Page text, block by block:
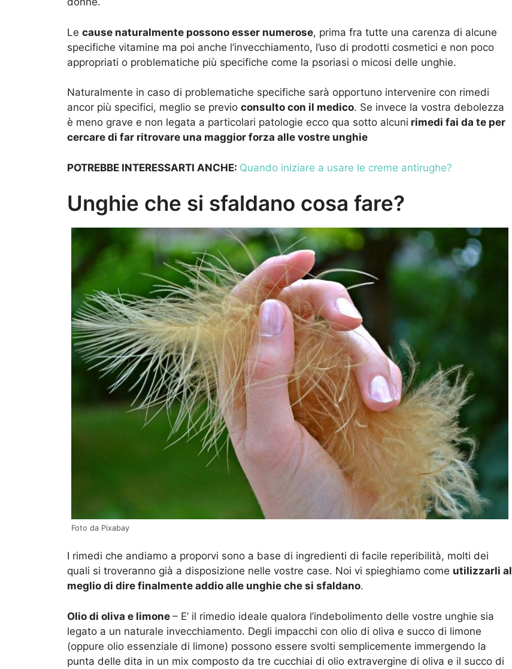
Le cause naturalmente possono esser numerose, prima fra tutte una carenza di alcune
specifiche vitamine ma poi anche l’invecchiamento, l’uso di prodotti cosmetici e non poco
appropriati o problematiche più specifiche come la psoriasi o micosi delle unghie.
Naturalmente in caso di problematiche specifiche sarà opportuno intervenire con rimedi
ancor più specifici, meglio se previo consulto con il medico. Se invece la vostra debolezza
è meno grave e non legata a particolari patologie ecco qua sotto alcuni rimedi fai da te per
cercare di far ritrovare una maggior forza alle vostre unghie
POTREBBE INTERESSARTI ANCHE: Quando iniziare a usare le creme antirughe?
Unghie che si sfaldano cosa fare?
Foto da Pixabay
I rimedi che andiamo a proporvi sono a base di ingredienti di facile reperibilità, molti dei
quali si troveranno già a disposizione nelle vostre case. Noi vi spieghiamo come utilizzarli al
meglio di dire finalmente addio alle unghie che si sfaldano.
Olio di oliva e limone – E’ il rimedio ideale qualora l’indebolimento delle vostre unghie sia
legato a un naturale invecchiamento. Degli impacchi con olio di oliva e succo di limone
(oppure olio essenziale di limone) possono essere svolti semplicemente immergendo la
punta delle dita in un mix composto da tre cucchiai di olio extravergine di oliva e il succo di